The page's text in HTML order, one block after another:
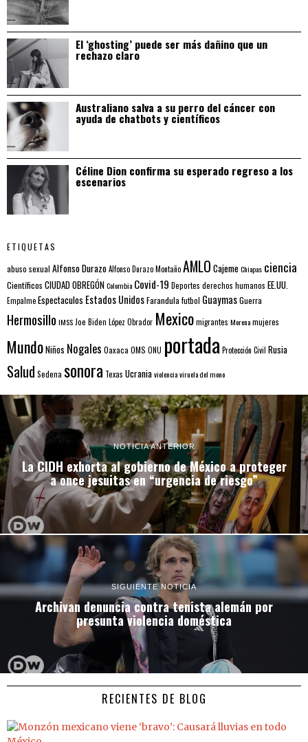
El ‘ghosting’ puede ser más dañino que un
rechazo claro
Australiano salva a su perro del cáncer con
ayuda de chatbots y científicos
Céline Dion confirma su esperado regreso a los
escenarios
ETIQUETAS
abuso sexual Alfonso DurazoAlfonso Durazo MontañoAMLO CajemeChiapas ciencia
Científicos CIUDAD OBREGÓNColombia Covid-19 Deportes derechos humanos EE.UU.
EmpalmeEspectaculos Estados UnidosFarandulafutbol GuaymasGuerra
Hermosillo IMSS Joe Biden López Obrador Mexicomigrantes Morenamujeres
MundoNiños Nogales Oaxaca OMS ONU portada Protección Civil Rusia
Salud Sedena sonora Texas Ucraniaviolenciaviruela del mono
NOTICIA ANTERIOR
La CIDH exhorta al gobierno de México a proteger
a once jesuitas en “urgencia de riesgo”
SIGUIENTE NOTICIA
Archivan denuncia contra tenista alemán por
presunta violencia doméstica
RECIENTES DE BLOG